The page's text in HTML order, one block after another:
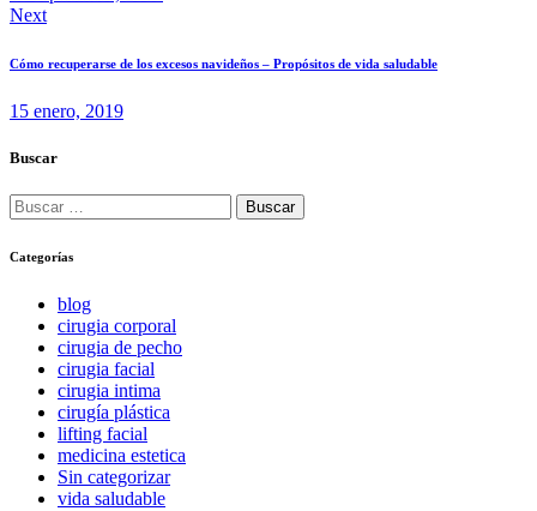
Next
Cómo recuperarse de los excesos navideños – Propósitos de vida saludable
15 enero, 2019
Buscar
Buscar:
Categorías
blog
cirugia corporal
cirugia de pecho
cirugia facial
cirugia intima
cirugía plástica
lifting facial
medicina estetica
Sin categorizar
vida saludable